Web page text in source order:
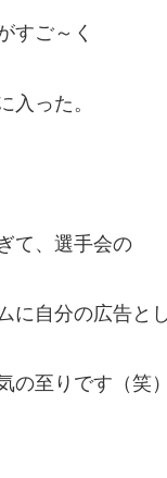
すご～く
入った。
て、選手会の
に自分の広告と
の至りです（笑）